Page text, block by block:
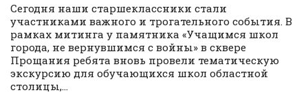
Сегодня наши старшеклассники стали
участниками важного и трогательного события. В
рамках митинга у памятника «Учащимся школ
города, не вернувшимся с войны» в сквере
Прощания ребята вновь провели тематическую
экскурсию для обучающихся школ областной
столицы,...